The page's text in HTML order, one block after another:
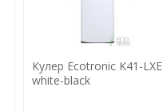
Кулер Ecotronic K41-LXE
white-black